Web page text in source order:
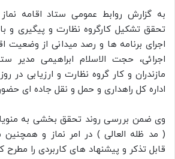
به گزارش روابط عمومی ستاد اقامه
تحقق تشکیل کارگروه نظارت و پیگیری و با
اجرای برنامه ها و رصد میدانی از وضعیت
اجرائی، حجت الاسلام ابراهیمی مدیر
اداره کل راهداری و حمل و نقل جاده ای
وی ضمن بررسی روند تحقق بخشی به
( مد ظله العالی ) در امر نماز و همچنین
قابل تذکر و پیشنهاد های کاربردی را مطرح